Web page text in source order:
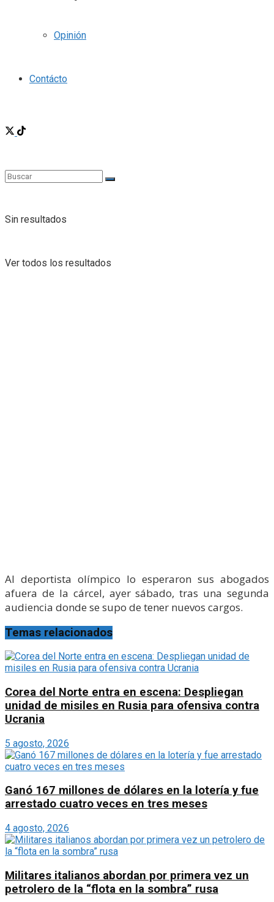
Opinión
Contácto
Sin resultados
Ver todos los resultados
Al deportista olímpico lo esperaron sus abogados
afuera de la cárcel, ayer sábado, tras una segunda
audiencia donde se supo de tener nuevos cargos.
Temas relacionados
Corea del Norte entra en escena: Despliegan
unidad de misiles en Rusia para ofensiva contra
Ucrania
5 agosto, 2026
Ganó 167 millones de dólares en la lotería y fue
arrestado cuatro veces en tres meses
4 agosto, 2026
Militares italianos abordan por primera vez un
petrolero de la “flota en la sombra” rusa